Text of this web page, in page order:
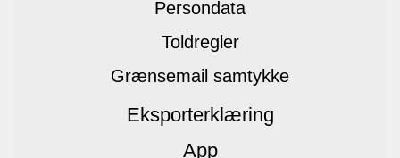
Persondata
Toldregler
Grænsemail samtykke
Eksporterklæring
App